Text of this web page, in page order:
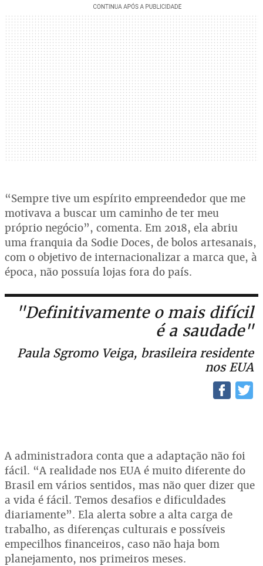
“Sempre tive um espírito empreendedor que me
motivava a buscar um caminho de ter meu
próprio negócio”, comenta. Em 2018, ela abriu
uma franquia da Sodie Doces, de bolos artesanais,
com o objetivo de internacionalizar a marca que, à
época, não possuía lojas fora do país.
"Definitivamente o mais difícil
é a saudade"
Paula Sgromo Veiga, brasileira residente
nos EUA
A administradora conta que a adaptação não foi
fácil. “A realidade nos EUA é muito diferente do
Brasil em vários sentidos, mas não quer dizer que
a vida é fácil. Temos desafios e dificuldades
diariamente”. Ela alerta sobre a alta carga de
trabalho, as diferenças culturais e possíveis
empecilhos financeiros, caso não haja bom
planejamento, nos primeiros meses.